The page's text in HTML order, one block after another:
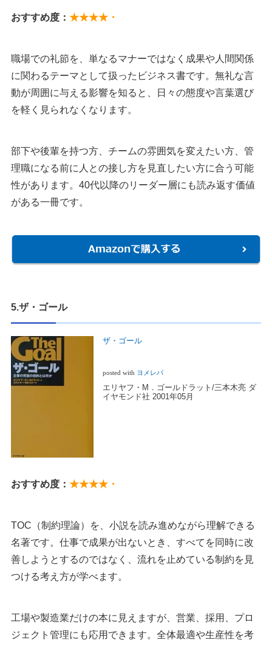
おすすめ度： ★★★★・
職場での礼節を、単なるマナーではなく成果や人間関係
に関わるテーマとして扱ったビジネス書です。無礼な言
動が周囲に与える影響を知ると、日々の態度や言葉選び
を軽く見られなくなります。
部下や後輩を持つ方、チームの雰囲気を変えたい方、管
理職になる前に人との接し方を見直したい方に合う可能
性があります。40代以降のリーダー層にも読み返す価値
がある一冊です。
5.ザ・ゴール
ザ・ゴール
posted with ヨメレバ
エリヤフ・M．ゴールドラット/三本木亮 ダ
イヤモンド社 2001年05月
おすすめ度： ★★★★・
TOC（制約理論）を、小説を読み進めながら理解できる
名著です。仕事で成果が出ないとき、すべてを同時に改
善しようとするのではなく、流れを止めている制約を見
つける考え方が学べます。
工場や製造業だけの本に見えますが、営業、採用、プロ
ジェクト管理にも応用できます。全体最適や生産性を考